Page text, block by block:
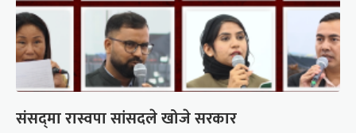
संसद्‍मा रास्वपा सांसदले खोजे सरकार